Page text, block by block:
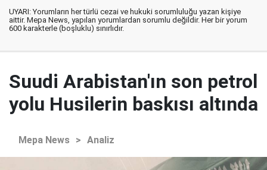
UYARI: Yorumların her türlü cezai ve hukuki sorumluluğu yazan kişiye
aittir. Mepa News, yapılan yorumlardan sorumlu değildir. Her bir yorum
600 karakterle (boşluklu) sınırlıdır.
Suudi Arabistan'ın son petrol
yolu Husilerin baskısı altında
Mepa News > Analiz